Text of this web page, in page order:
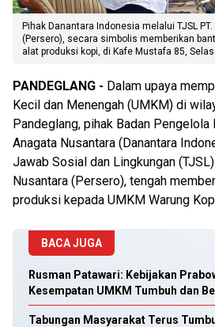
Pihak Danantara Indonesia melalui TJSL
(Persero), secara simbolis memberikan
alat produksi kopi, di Kafe Mustafa 85,
PANDEGLANG - Dalam upaya
Kecil dan Menengah (UMKM) di
Pandeglang, pihak Badan
Anagata Nusantara (Danantara
Jawab Sosial dan Lingkungan
Nusantara (Persero), tengah
produksi kepada UMKM Warung
BACA JUGA
Rusman Patawari: Kebijakan
Kesempatan UMKM Tumbuh dan
Tabungan Masyarakat Terus